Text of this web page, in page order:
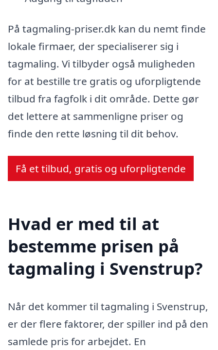
På tagmaling-priser.dk kan du nemt finde
lokale firmaer, der specialiserer sig i
tagmaling. Vi tilbyder også muligheden
for at bestille tre gratis og uforpligtende
tilbud fra fagfolk i dit område. Dette gør
det lettere at sammenligne priser og
finde den rette løsning til dit behov.
Få et tilbud, gratis og uforpligtende
Hvad er med til at
bestemme prisen på
tagmaling i Svenstrup?
Når det kommer til tagmaling i Svenstrup,
er der flere faktorer, der spiller ind på den
samlede pris for arbejdet. En